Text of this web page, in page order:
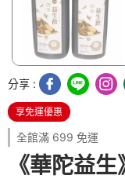
分享 :
享免運優惠
全館滿 699 免運
《華陀益